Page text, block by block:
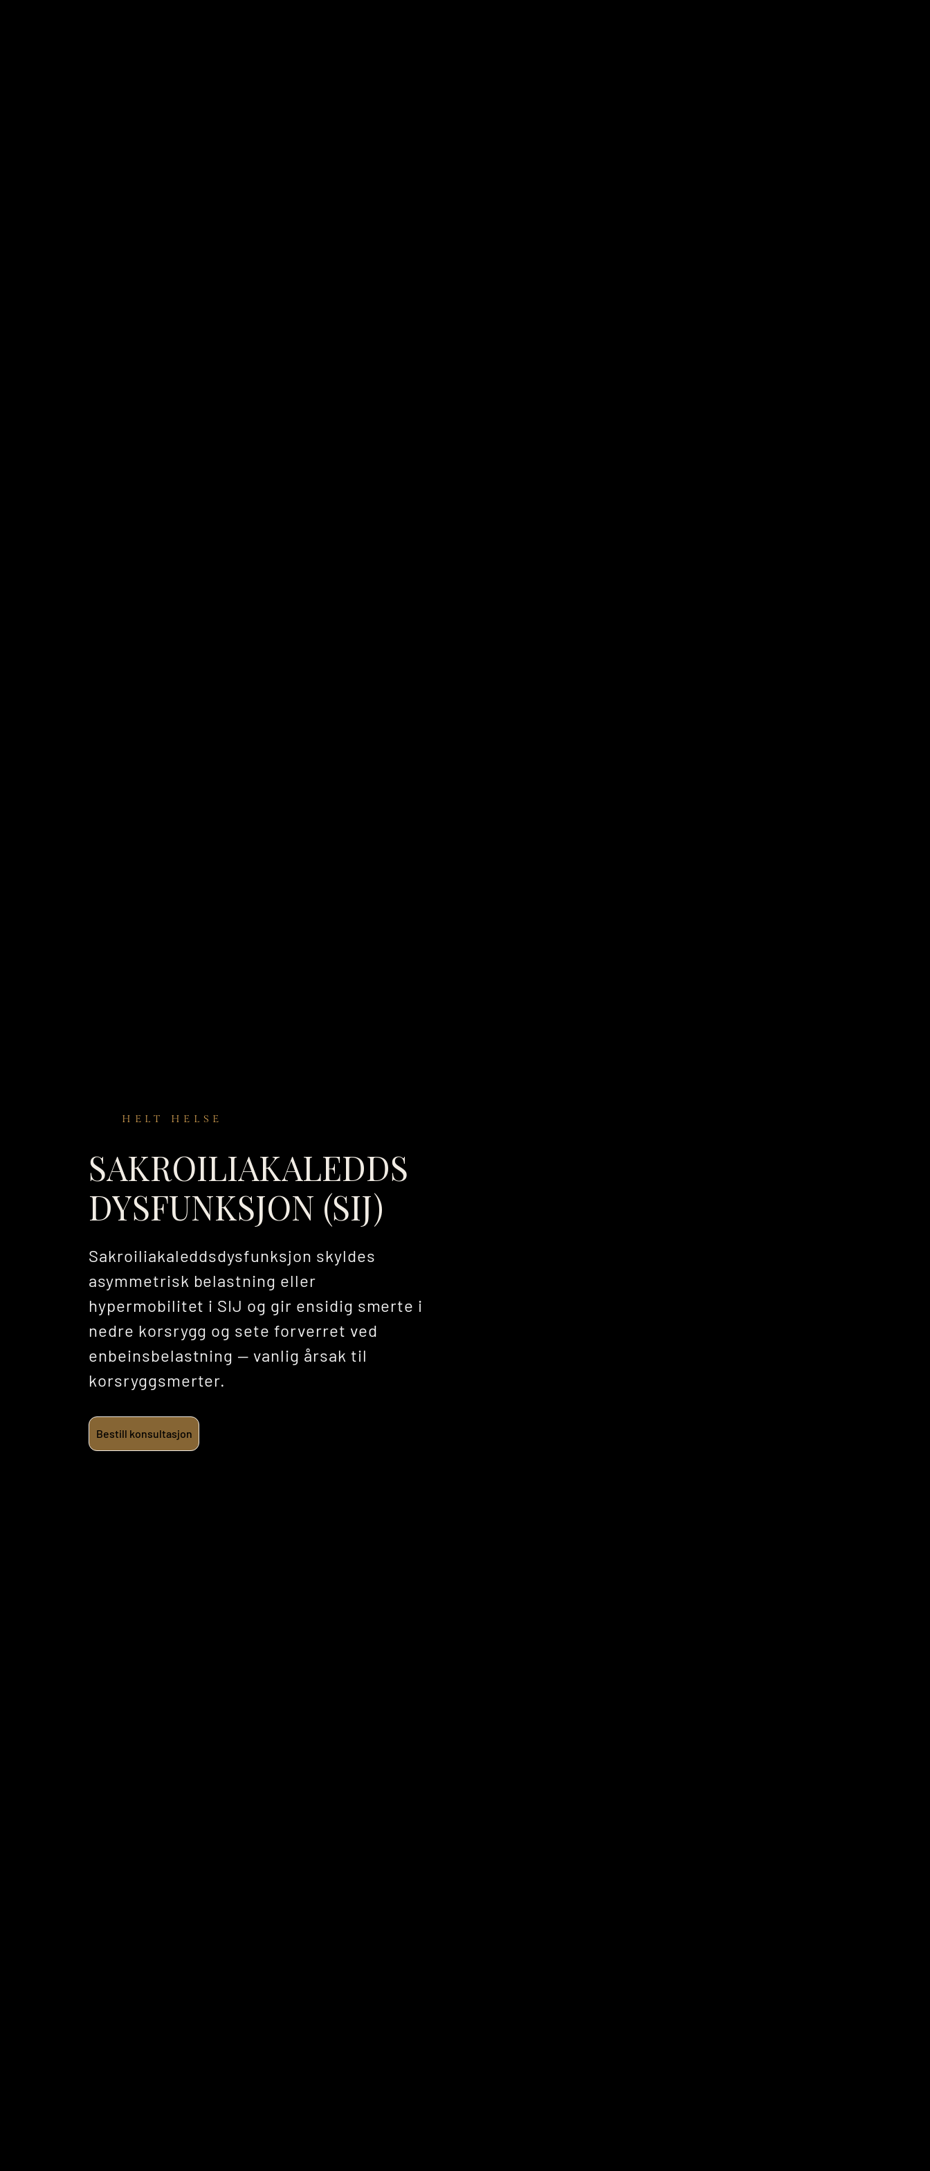
HELT HELSE
SAKROILIAKALEDDS
DYSFUNKSJON (SIJ)
Sakroiliakaleddsdysfunksjon skyldes
asymmetrisk belastning eller
hypermobilitet i SIJ og gir ensidig smerte i
nedre korsrygg og sete forverret ved
enbeinsbelastning — vanlig årsak til
korsryggsmerter.
Bestill konsultasjon